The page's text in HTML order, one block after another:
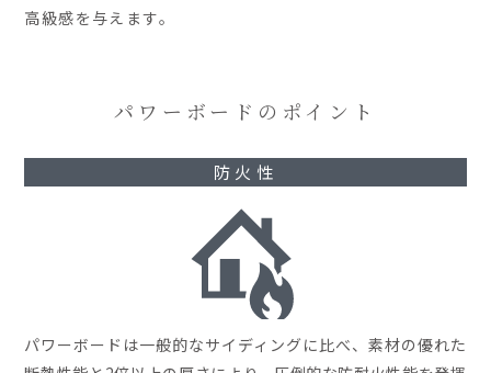
高級感を与えます。
パワーボードのポイント
防火性
パワーボードは一般的なサイディングに比べ、素材の優れた